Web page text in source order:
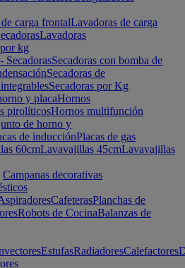
carga frontalLavadoras de carga
Lavadoras
kg
SecadorasSecadoras con bomba de
Secadoras de
Secadoras por Kg
y placaHornos
pirolíticosHornos multifunción
de horno y
de inducciónPlacas de gas
60cmLavavajillas 45cmLavavajillas
Campanas decorativas
CafeterasPlanchas de
Robots de CocinaBalanzas de
EstufasRadiadoresCalefactores